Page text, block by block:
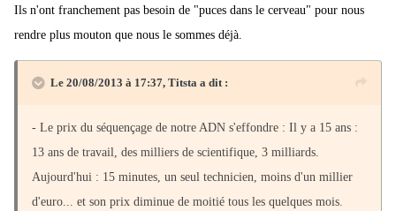
Ils n'ont franchement pas besoin de "puces dans le cerveau" pour nous
rendre plus mouton que nous le sommes déjà.
Le 20/08/2013 à 17:37, Titsta a dit :
- Le prix du séquençage de notre ADN s'effondre : Il y a 15 ans :
13 ans de travail, des milliers de scientifique, 3 milliards.
Aujourd'hui : 15 minutes, un seul technicien, moins d'un millier
d'euro... et son prix diminue de moitié tous les quelques mois.